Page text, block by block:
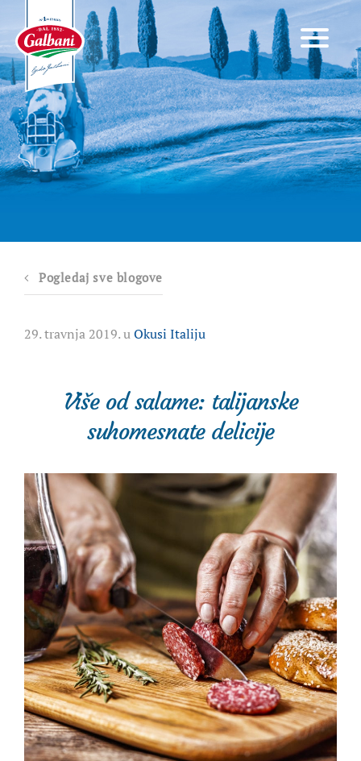
Pogledaj sve blogove
29. travnja 2019. uOkusi Italiju
Više od salame: talijanske
suhomesnate delicije